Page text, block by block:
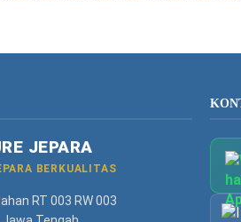
JEPARA
BERKUALITAS
RT 003 RW 003